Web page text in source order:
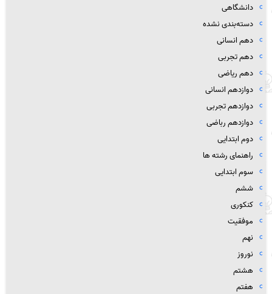
دانشگاهی
دسته‌بندی نشده
دهم انسانی
دهم تجربی
دهم ریاضی
دوازدهم انسانی
دوازدهم تجربی
دوازدهم رباضی
دوم ابتدایی
راهنمای رشته ها
سوم ابتدایی
ششم
کنکوری
موفقیت
نهم
نوروز
هشتم
هفتم